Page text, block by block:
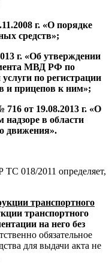
г. «О порядке
средств»;
г. «Об утверждении
МВД РФ по
по регистрации
и прицепов к ним»;
от 19.08.2013 г. «О
надзоре в области
движения».
018/2011 определяет,
транспортного
транспортного
на него без
обязательное
для выдачи акта не